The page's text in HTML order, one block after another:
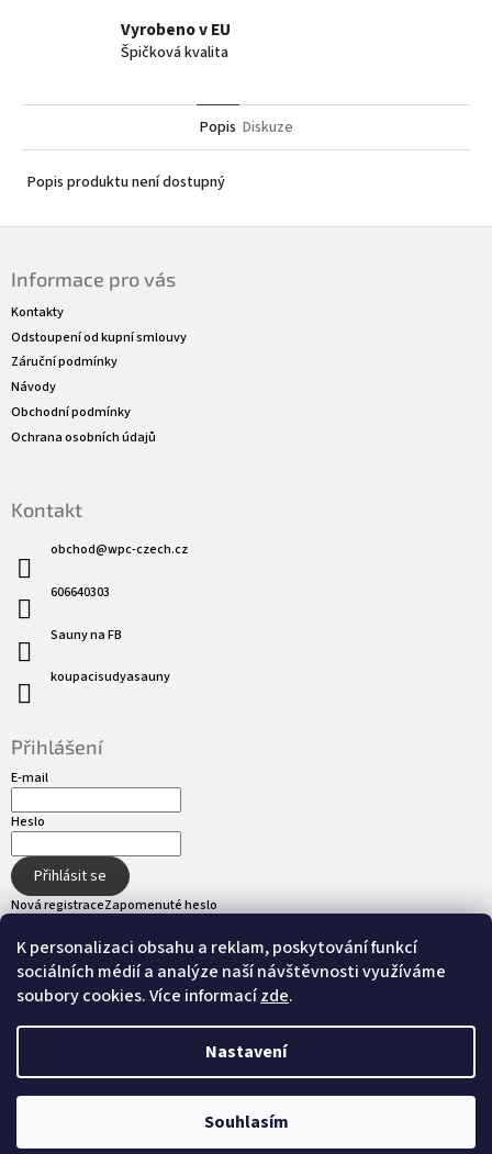
K personalizaci obsahu a reklam, poskytování funkcí
sociálních médií a analýze naší návštěvnosti využíváme
soubory cookies. Více informacízde.
Nastavení
Souhlasím
Vyrobeno v EU
Špičková kvalita
Popis Diskuze
Popis produktu není dostupný
Informace pro vás
Kontakty
Odstoupení od kupní smlouvy
Záruční podmínky
Návody
Obchodní podmínky
Ochrana osobních údajů
Kontakt
obchod@wpc-czech.cz
606640303
Sauny na FB
koupacisudyasauny
Přihlášení
E-mail
Heslo
Přihlásit se
Nová registraceZapomenuté heslo
Přijímáme online platby
Vytvořil Shoptet
Nastavil tým EshopyUmíme.czCopyright 2026
vyhrazena.Upravit nastavení cookies